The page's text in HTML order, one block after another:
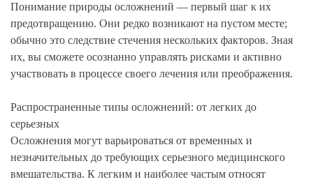
Понимание природы осложнений — первый шаг к их
предотвращению. Они редко возникают на пустом месте;
обычно это следствие стечения нескольких факторов. Зная
их, вы сможете осознанно управлять рисками и активно
участвовать в процессе своего лечения или преображения.
Распространенные типы осложнений: от легких до
серьезных
Осложнения могут варьироваться от временных и
незначительных до требующих серьезного медицинского
вмешательства. К легким и наиболее частым относят